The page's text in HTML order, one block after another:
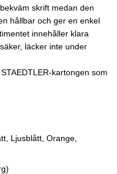
skrift medan den
hållbar och ger en enkel
innehåller klara
läcker inte under
kartongen som
Ljusblått, Orange,